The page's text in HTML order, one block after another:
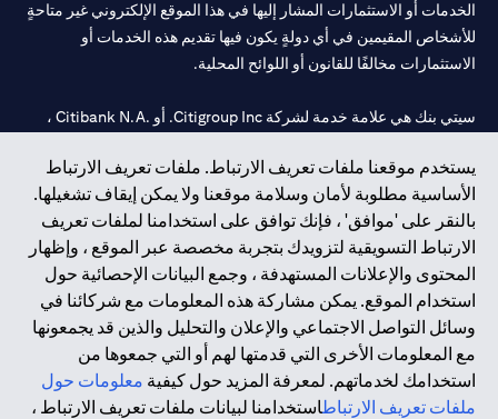
يستخدم موقعنا ملفات تعريف الارتباط. ملفات تعريف الارتباط
الأساسية مطلوبة لأمان وسلامة موقعنا ولا يمكن إيقاف تشغيلها.
بالنقر على 'موافق' ، فإنك توافق على استخدامنا لملفات تعريف
الارتباط التسويقية لتزويدك بتجربة مخصصة عبر الموقع ، وإظهار
المحتوى والإعلانات المستهدفة ، وجمع البيانات الإحصائية حول
استخدام الموقع. يمكن مشاركة هذه المعلومات مع شركائنا في
وسائل التواصل الاجتماعي والإعلان والتحليل والذين قد يجمعونها
مع المعلومات الأخرى التي قدمتها لهم أو التي جمعوها من
استخدامك لخدماتهم. لمعرفة المزيد حول كيفية معلومات حول
ملفات تعريف الارتباطاستخدامنا لبيانات ملفات تعريف الارتباط ،
الخدمات أو الاستثمارات المشار إليها في هذا الموقع الإلكتروني غير متاحةٍ
للأشخاص المقيمين في أي دولةٍ يكون فيها تقديم هذه الخدمات أو
الاستثمارات مخالفًا للقانون أو اللوائح المحلية.
سيتي بنك هي علامة خدمة لشركة Citigroup Inc. أو .Citibank N.A ،
سيتي بنك إن. إيه. الإمارات مسجل لدى مصرف الإمارات المركزي تحت
أرقام التراخيص 202563 لفرع الوصل في دبي، 531989 لفرع مول
الإمارات في دبي، وCN-1002019لفرع أبوظبي. هاتف: 4000 311 04.
فرع سيتي بنك إن إيه - الإمارات العربية المتحدة مرخص من مصرف
الإمارات العربية المتحدة المركزي كفرع لبنك أجنبي.
سيتي بنك إن إيه الإمارات العربية المتحدة مرخص من هيئة الأوراق المالية
والسلع في الإمارات العربية المتحدة ("SCA") للقيام بالنشاط المالي لـ أ)
الاستشارات المالية والتعريف والترويج بموجب ترخيص رقم
20200000097 ب) وسيط تداول في الأسواق الدولية بموجب ترخيص